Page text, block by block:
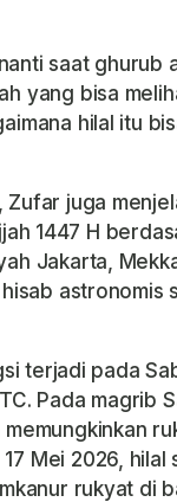
saat ghurub
yang bisa
hilal itu
Zufar juga
1447 H
Jakarta,
astronomis
terjadi pada
Pada magrib
Mei 2026, hilal
rukyat di